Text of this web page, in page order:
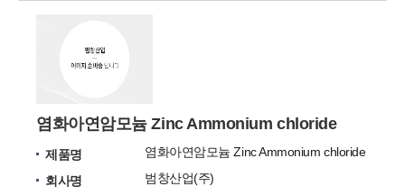
염화아연암모늄 Zinc Ammonium chloride
제품명
염화아연암모늄 Zinc Ammonium chloride
회사명
범창산업(주)